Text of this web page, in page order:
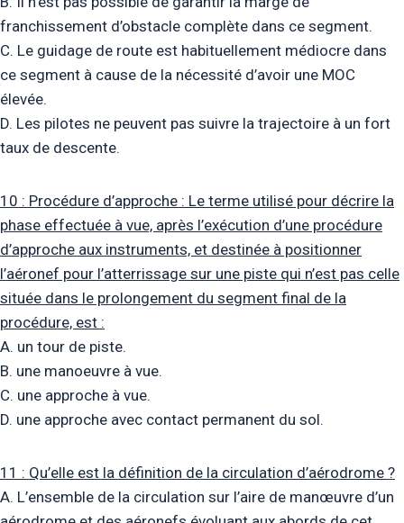
franchissement d’obstacle complète dans ce segment.
C. Le guidage de route est habituellement médiocre dans
ce segment à cause de la nécessité d’avoir une MOC
élevée.
D. Les pilotes ne peuvent pas suivre la trajectoire à un fort
taux de descente.
10 : Procédure d’approche : Le terme utilisé pour décrire la
phase effectuée à vue, après l’exécution d’une procédure
d’approche aux instruments, et destinée à positionner
l’aéronef pour l’atterrissage sur une piste qui n’est pas celle
située dans le prolongement du segment final de la
procédure, est :
A. un tour de piste.
B. une manoeuvre à vue.
C. une approche à vue.
D. une approche avec contact permanent du sol.
11 : Qu’elle est la définition de la circulation d’aérodrome ?
A. L’ensemble de la circulation sur l’aire de manœuvre d’un